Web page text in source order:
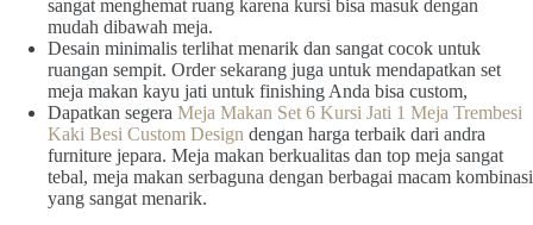
sangat menghemat ruang karena kursi bisa masuk dengan
mudah dibawah meja.
Desain minimalis terlihat menarik dan sangat cocok untuk
ruangan sempit. Order sekarang juga untuk mendapatkan set
meja makan kayu jati untuk finishing Anda bisa custom,
Dapatkan segera Meja Makan Set 6 Kursi Jati 1 Meja Trembesi
Kaki Besi Custom Design dengan harga terbaik dari andra
furniture jepara. Meja makan berkualitas dan top meja sangat
tebal, meja makan serbaguna dengan berbagai macam kombinasi
yang sangat menarik.